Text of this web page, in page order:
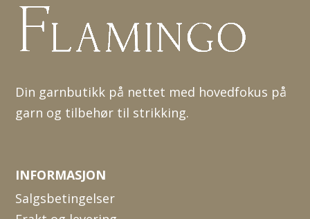
Din garnbutikk på nettet med hovedfokus på
garn og tilbehør til strikking.
INFORMASJON
Salgsbetingelser